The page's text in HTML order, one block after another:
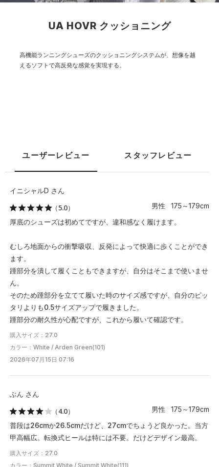
UA HOVR クッショニング
高機能ランニングシューズのクッショニングシステムが、想像を越
えるソフトで高反発な感覚を実現する。
ユーザーレビュー スタッフレビュー
イニシャルD さん
（5.0）
男性 175～179cm
厚底のシューズは初めてですが、違和感なく履けます。
むしろ地面からの衝撃吸収、反発によって快適に歩くことができ
ます。
踵部分を潰して履くこともできますが、自分はそこまで使いませ
ん。
そのため踵部分を立てて履いた時のサイズ感ですが、自分のピッ
タリよりも0.5サイズアップで履きました。
踵部分の耐久性が心配ですが、これから履いて確認です。
購入サイズ：27.0
カラー：White / Arden Green(101)
2026年07月15日 07:16
ぶん さん
（4.0）
男性 175～179cm
普段は26cmか26.5cmだけど、27cmでちょうど良かった。当方
甲高幅広。転換式ヒールは特には不要。だけどデザイン最高。
購入サイズ：27.0
カラー：Summit White / Summit White(111)